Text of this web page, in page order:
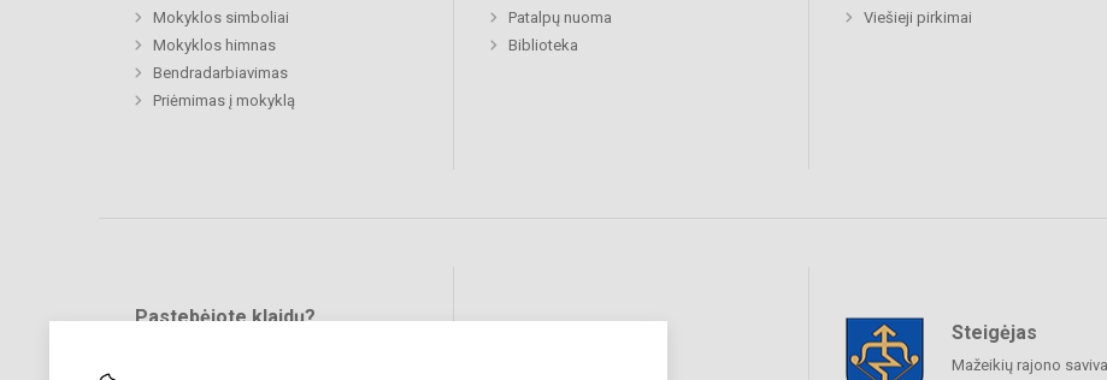
Mokyklos simboliai
Mokyklos himnas
Bendradarbiavimas
Priėmimas į mokyklą
Patalpų nuoma
Biblioteka
Viešieji pirkimai
Pastebėjote klaidų?
Steigėjas
Mažeikių rajono